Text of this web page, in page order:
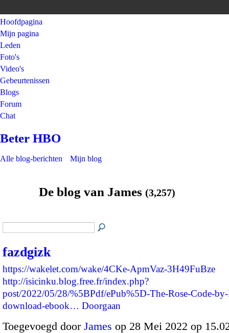
Hoofdpagina
Mijn pagina
Leden
Foto's
Video's
Gebeurtenissen
Blogs
Forum
Chat
Beter HBO
Alle blog-berichten Mijn blog
De blog van James (3,257)
fazdgizk
https://wakelet.com/wake/4CKe-ApmVaz-3H49FuBze
http://isicinku.blog.free.fr/index.php?
post/2022/05/28/%5BPdf/ePub%5D-The-Rose-Code-
download-ebook… Doorgaan
Toegevoegd door James op 28 Mei 2022 op